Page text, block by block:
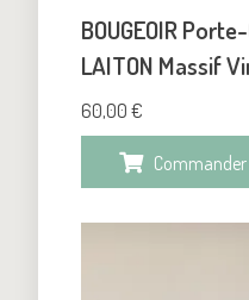
BOUGEOIR
LAITON Massif
60,00 €
Commander